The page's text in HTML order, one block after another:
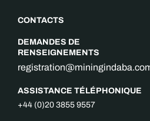
CONTACTS
DEMANDES DE
RENSEIGNEMENTS
ASSISTANCE TÉLÉPHONIQUE
+44 (0)20 3855 9557